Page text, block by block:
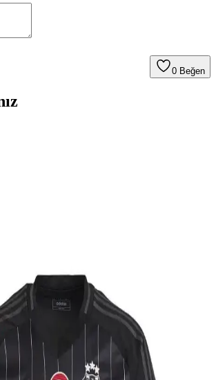
0 Beğen
takımı aramalarında moda ve ürün bilgisi
içerikleri öne çıkıyor. Spesifik ürün bilgisi
ve güvenilir moda platformları tercih
Formalarının Tarihçesi ve Kulüp